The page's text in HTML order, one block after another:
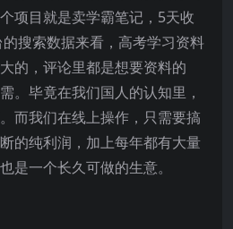
项目就是卖学霸笔记，5天收
搜索数据来看，高考学习资料
的，评论里都是想要资料的
。毕竟在我们国人的认知里，
而我们在线上操作，只需要搞
的纯利润，加上每年都有大量
是一个长久可做的生意。